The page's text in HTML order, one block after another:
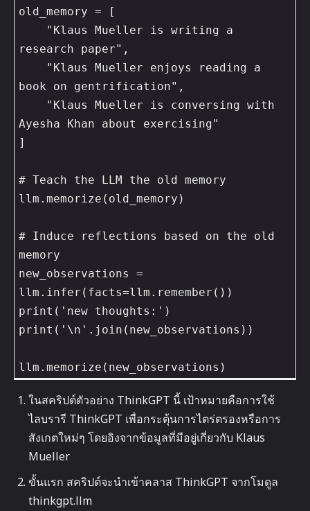
old_memory = [
research paper",
book on gentrification",
Ayesha Khan about exercising"
]
# Teach the LLM the old memory
llm.memorize(old_memory)
# Induce reflections based on the old
memory
new_observations =
llm.infer(facts=llm.remember())
print('new thoughts:')
print('\n'.join(new_observations))
llm.memorize(new_observations)
ในสคริปต์ตัวอย่าง ThinkGPT นี้ เป้าหมายคือการใช้
ไลบรารี ThinkGPT เพื่อกระตุ้นการไตร่ตรองหรือการ
สังเกตใหม่ๆ โดยอิงจากข้อมูลที่มีอยู่เกี่ยวกับ Klaus
Mueller
ขั้นแรก สคริปต์จะนำเข้าคลาส ThinkGPT จากโมดูล
thinkgpt.llm